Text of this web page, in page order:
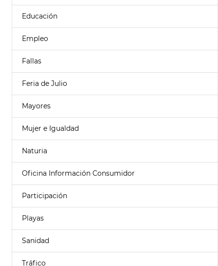
Educación
Empleo
Fallas
Feria de Julio
Mayores
Mujer e Igualdad
Naturia
Oficina Información Consumidor
Participación
Playas
Sanidad
Tráfico